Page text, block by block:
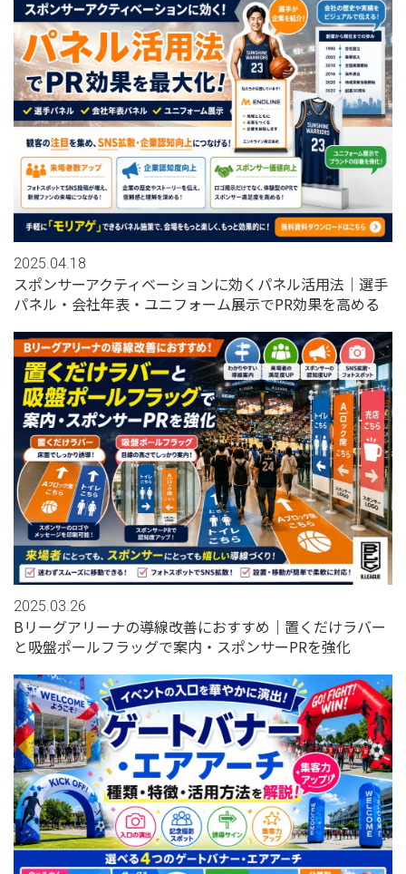
2025.04.18
スポンサーアクティベーションに効くパネル活用法｜選手
パネル・会社年表・ユニフォーム展示でPR効果を高める
2025.03.26
Bリーグアリーナの導線改善におすすめ｜置くだけラバー
と吸盤ポールフラッグで案内・スポンサーPRを強化